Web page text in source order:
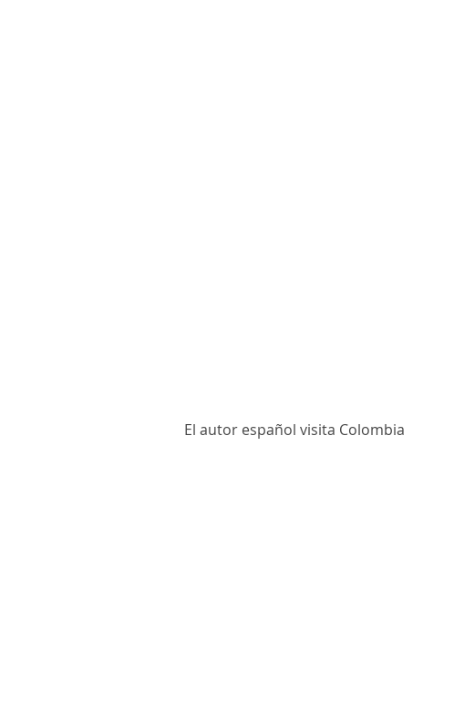
El autor español visita Colombia